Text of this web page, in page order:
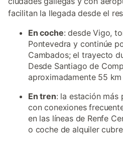
facilitan la llegada desde el
En coche: desde Vigo,
Pontevedra y continúe
Cambados; el trayecto
Desde Santiago de
aproximadamente 55
En tren: la estación más
con conexiones
en las líneas de Renfe
o coche de alquiler